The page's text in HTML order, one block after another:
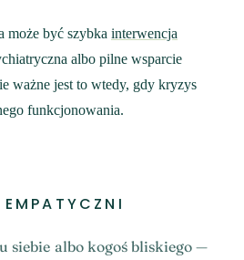
może być szybka interwencja
albo pilne wsparcie
ważne jest to wtedy, gdy kryzys
funkcjonowania.
siebie albo kogoś bliskiego —